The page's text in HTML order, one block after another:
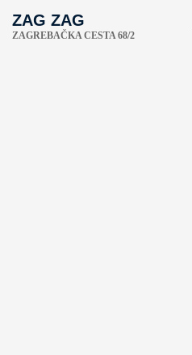
ZAG ZAG
ZAGREBAČKA CESTA 68/2